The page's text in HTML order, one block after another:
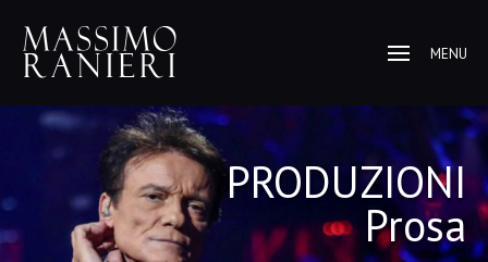
MENU
PRODUZIONI
Prosa